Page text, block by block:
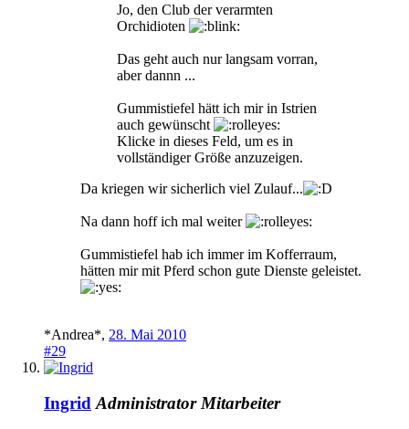
Jo, den Club der verarmten
Orchidioten
Das geht auch nur langsam vorran,
aber dannn ...
Gummistiefel hätt ich mir in Istrien
auch gewünscht
Klicke in dieses Feld, um es in
vollständiger Größe anzuzeigen.
Da kriegen wir sicherlich viel Zulauf...
Na dann hoff ich mal weiter
Gummistiefel hab ich immer im Kofferraum,
hätten mir mit Pferd schon gute Dienste geleistet.
*Andrea*, 28. Mai 2010
#29
Ingrid Administrator Mitarbeiter